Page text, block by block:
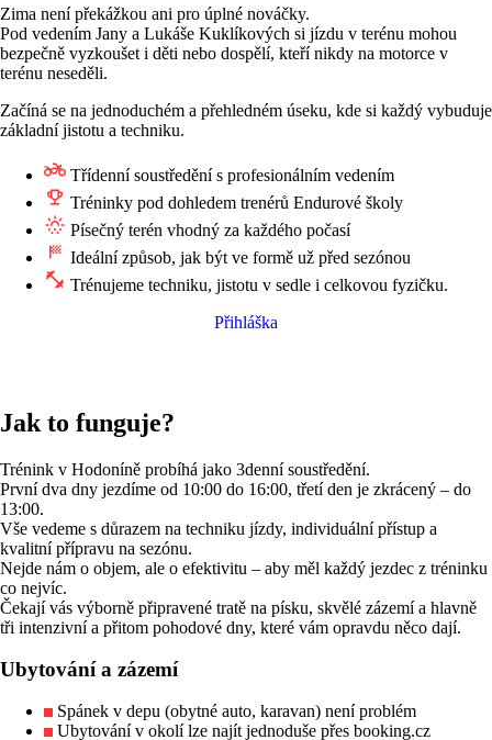
Zima není překážkou ani pro úplné nováčky.
Pod vedením Jany a Lukáše Kuklíkových si jízdu v terénu mohou
bezpečně vyzkoušet i děti nebo dospělí, kteří nikdy na motorce v
terénu neseděli.
Začíná se na jednoduchém a přehledném úseku, kde si každý vybuduje
základní jistotu a techniku.
Třídenní soustředění s profesionálním vedením
Tréninky pod dohledem trenérů Endurové školy
Písečný terén vhodný za každého počasí
Ideální způsob, jak být ve formě už před sezónou
Trénujeme techniku, jistotu v sedle i celkovou fyzičku.
Přihláška
Jak to funguje?
Trénink v Hodoníně probíhá jako 3denní soustředění.
První dva dny jezdíme od 10:00 do 16:00, třetí den je zkrácený – do
13:00.
Vše vedeme s důrazem na techniku jízdy, individuální přístup a
kvalitní přípravu na sezónu.
Nejde nám o objem, ale o efektivitu – aby měl každý jezdec z tréninku
co nejvíc.
Čekají vás výborně připravené tratě na písku, skvělé zázemí a hlavně
tři intenzivní a přitom pohodové dny, které vám opravdu něco dají.
Ubytování a zázemí
Spánek v depu (obytné auto, karavan) není problém
Ubytování v okolí lze najít jednoduše přes booking.cz